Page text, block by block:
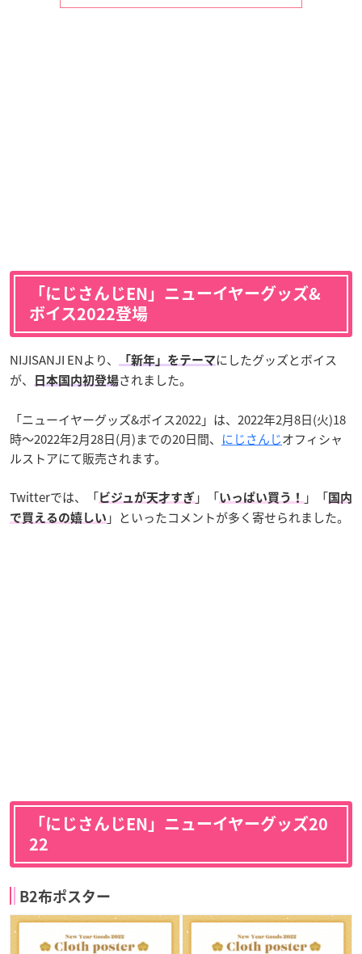
「にじさんじEN」ニューイヤーグッズ&
ボイス2022登場
NIJISANJI ENより、 「新年」をテーマ にしたグッズとボイス
が、
日本国内初登場されました。
「ニューイヤーグッズ&ボイス2022」は、2022年2月8日(火)18
時～2022年2月28日(月)までの20日間、 にじさんじオフィシャ
ルストアにて販売されます。
Twitterでは、「 ビジュが天才すぎ 」「いっぱい買う！ 」「 国内
で買えるの嬉しい 」といったコメントが多く寄せられました。
「にじさんじEN」ニューイヤーグッズ20
22
B2布ポスター